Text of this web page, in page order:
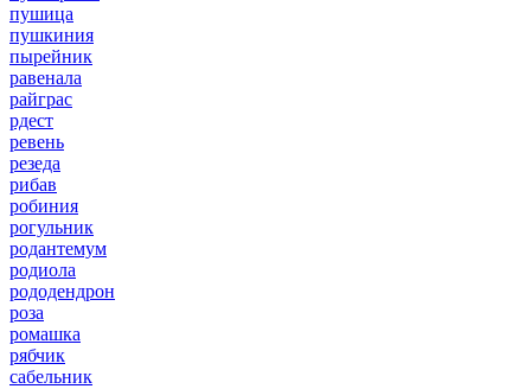
пушица
пушкиния
пырейник
равенала
райграс
рдест
ревень
резеда
рибав
робиния
рогульник
родантемум
родиола
рододендрон
роза
ромашка
рябчик
сабельник